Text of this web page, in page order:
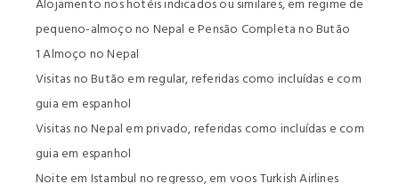
pequeno-almoço no Nepal e Pensão Completa no Butão
1 Almoço no Nepal
Visitas no Butão em regular, referidas como incluídas e com
guia em espanhol
Visitas no Nepal em privado, referidas como incluídas e com
guia em espanhol
Noite em Istambul no regresso, em voos Turkish Airlines